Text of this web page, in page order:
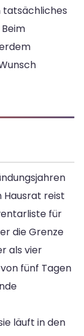
tatsächliches
Beim
Hausrat reist
für
die Grenze
als vier
fünf Tagen
läuft in den